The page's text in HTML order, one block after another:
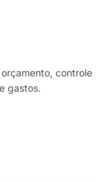
controle
gastos.